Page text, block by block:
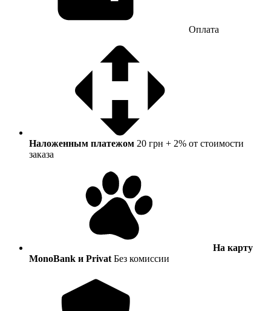
Оплата
Наложенным платежом 20 грн + 2% от стоимости
заказа
На карту
MonoBank и Privat Без комиссии